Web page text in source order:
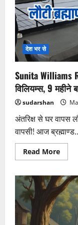
4
को
हटाया,
सुरक्षा
बड़ा
एक्शन
देश भर से
Sunita Williams
विलियम्स, 9 महीने
sudarshan
अंतरिक्ष से घर वापस
वापसी! आज
Read MoreRead
more
अंतरिक्ष
से
घर
वापस
लौटीं